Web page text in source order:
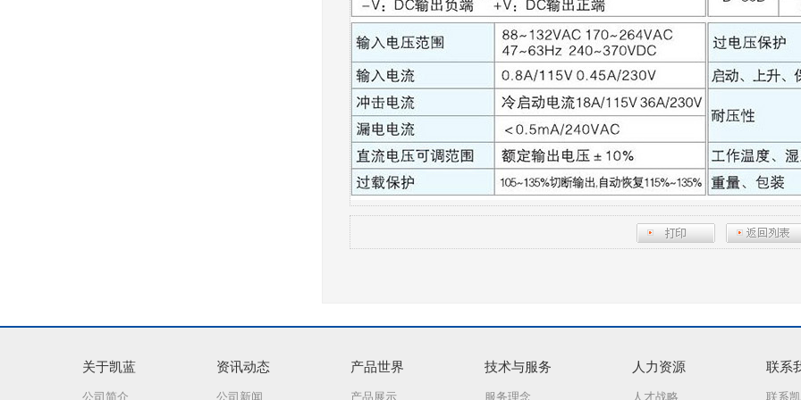
关于凯蓝
公司简介
资讯动态
公司新闻
产品世界
产品展示
技术与服务
服务理念
人力资源
人才战略
联系
联系